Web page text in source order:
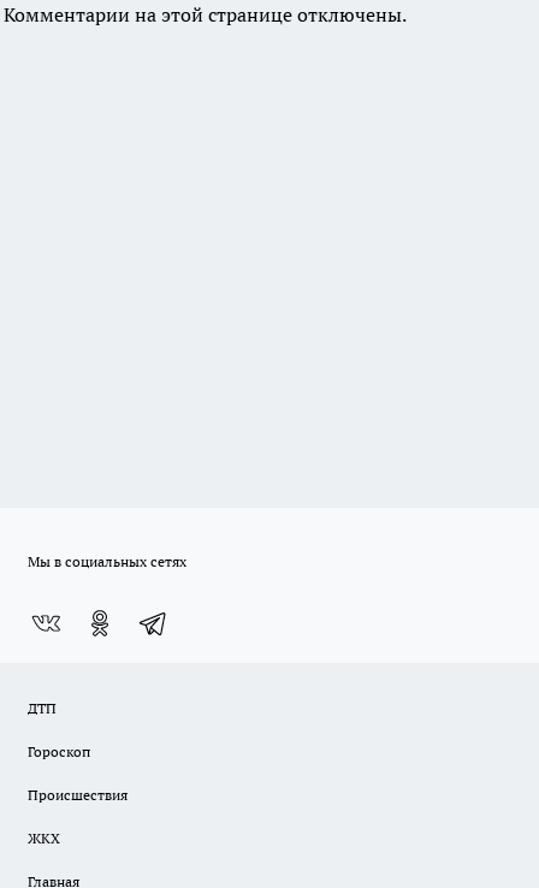
Комментарии на этой странице отключены.
Мы в социальных сетях
ДТП
Гороскоп
Происшествия
ЖКХ
Главная